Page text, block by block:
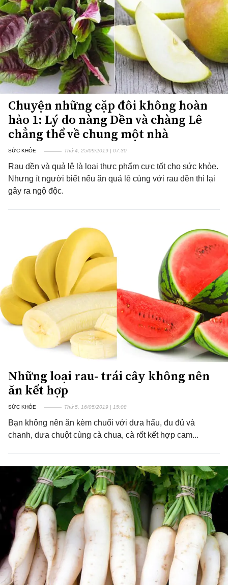
Chuyện những cặp đôi không hoàn
hảo 1: Lý do nàng Dền và chàng Lê
chẳng thể về chung một nhà
SỨC KHỎE Thứ 4, 25/09/2019 | 07:30
Rau dền và quả lê là loại thực phẩm cực tốt cho sức khỏe.
Nhưng ít người biết nếu ăn quả lê cùng với rau dền thì lại
gây ra ngộ độc.
Những loại rau- trái cây không nên
ăn kết hợp
SỨC KHỎE Thứ 5, 16/05/2019 | 15:08
Bạn không nên ăn kèm chuối với dưa hấu, đu đủ và
chanh, dưa chuột cùng cà chua, cà rốt kết hợp cam...